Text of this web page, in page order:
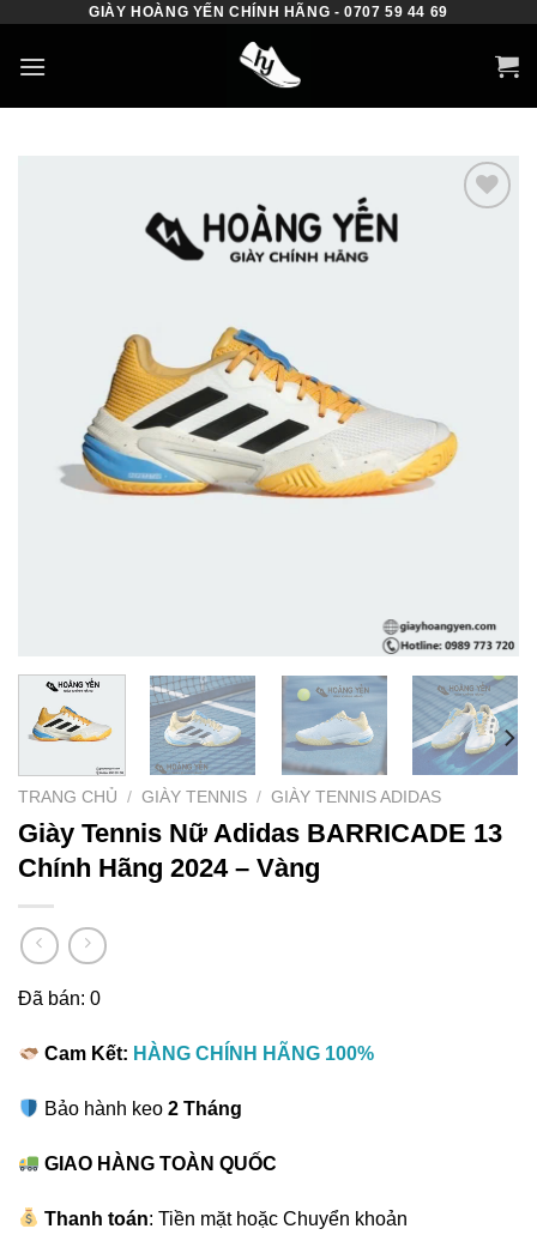
content
GIÀY HOÀNG YẾN CHÍNH HÃNG - 0707 59 44 69
TRANG CHỦ / GIÀY TENNIS / GIÀY TENNIS ADIDAS
Giày Tennis Nữ Adidas BARRICADE 13
Chính Hãng 2024 – Vàng
Đã bán: 0
Cam Kết: HÀNG CHÍNH HÃNG 100%
Bảo hành keo 2 Tháng
GIAO HÀNG TOÀN QUỐC
Thanh toán: Tiền mặt hoặc Chuyển khoản